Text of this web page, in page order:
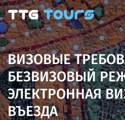
ВИЗОВЫЕ
БЕЗВИЗОВЫЙ
ЭЛЕКТРОННАЯ
ВЪЕЗДА